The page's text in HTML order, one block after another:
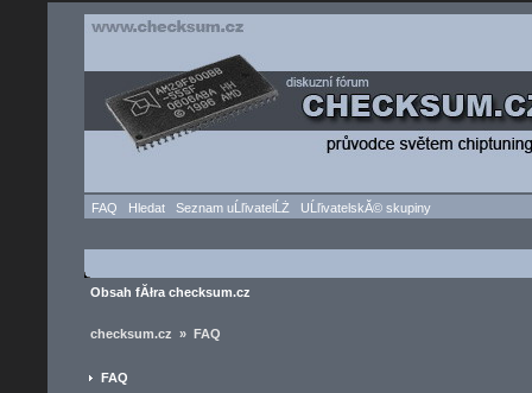
FAQ Hledat Seznam uĹľivatelĹŻ UĹľivatelskĂ© skupiny
Obsah fĂłra checksum.cz
checksum.cz » FAQ
FAQ